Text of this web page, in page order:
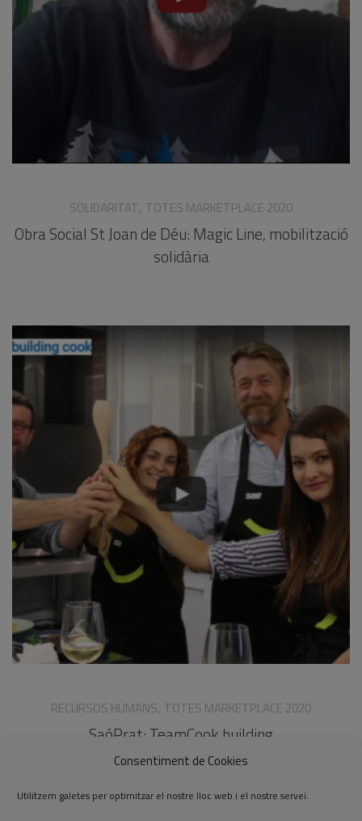
Consentiment de Cookies
Utilitzem galetes per optimitzar el nostre lloc web i el nostre servei.
SOLIDARITAT, TOTES MARKETPLACE 2020
Obra Social St Joan de Déu: Magic Line, mobilització
solidària
RECURSOS HUMANS, TOTES MARKETPLACE 2020
SaóPrat: TeamCook building